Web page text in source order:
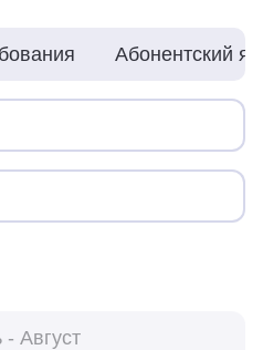
Абонентский
Август